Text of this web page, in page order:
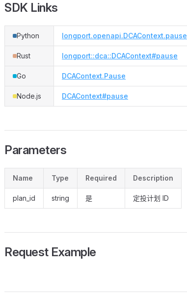
SDK Links
Python longport.openapi.DCAContext.pause
Rust longport::dca::DCAContext#pause
Go DCAContext.Pause
Node.js DCAContext#pause
Parameters
Name Type Required Description
plan_id string 是 定投计划 ID
Request Example